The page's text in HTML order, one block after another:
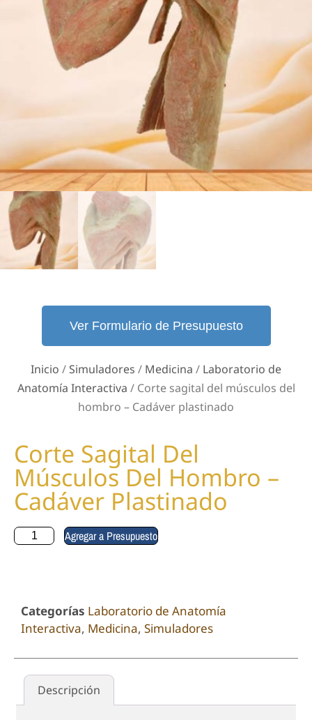
Ver Formulario de Presupuesto
Inicio / Simuladores / Medicina / Laboratorio de
Anatomía Interactiva / Corte sagital del músculos del
hombro – Cadáver plastinado
Corte Sagital Del
Músculos Del Hombro –
Cadáver Plastinado
Agregar a Presupuesto
Categorías Laboratorio de Anatomía
Interactiva, Medicina, Simuladores
Descripción